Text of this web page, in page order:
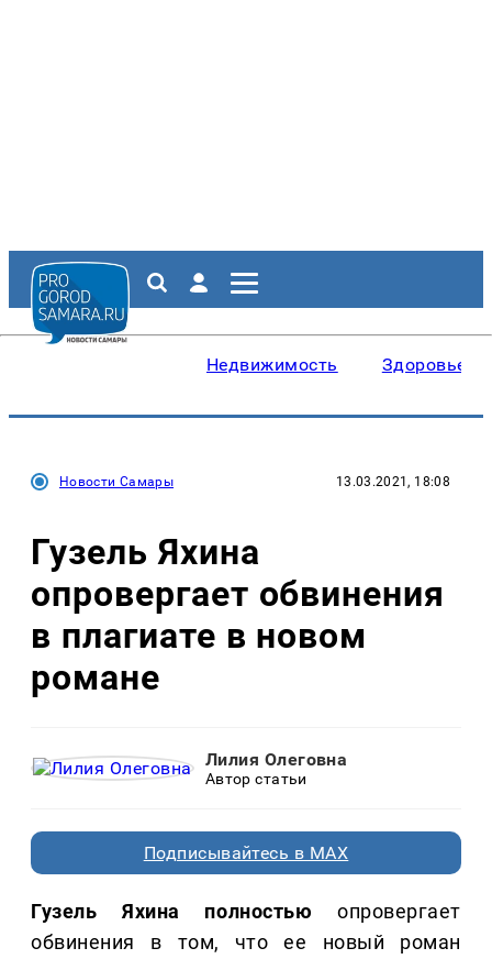
Недвижимость Здоровье
Новости Самары 13.03.2021, 18:08
Гузель Яхина
опровергает обвинения
в плагиате в новом
романе
Лилия Олеговна
Автор статьи
Подписывайтесь в MAX
Гузель Яхина полностью опровергает
обвинения в том, что ее новый роман